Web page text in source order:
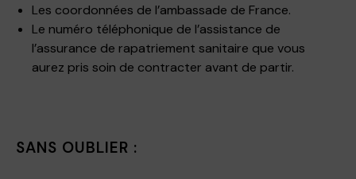
Les coordonnées de l’ambassade de France.
Le numéro téléphonique de l’assistance de
l’assurance de rapatriement sanitaire que vous
aurez pris soin de contracter avant de partir.
SANS OUBLIER :